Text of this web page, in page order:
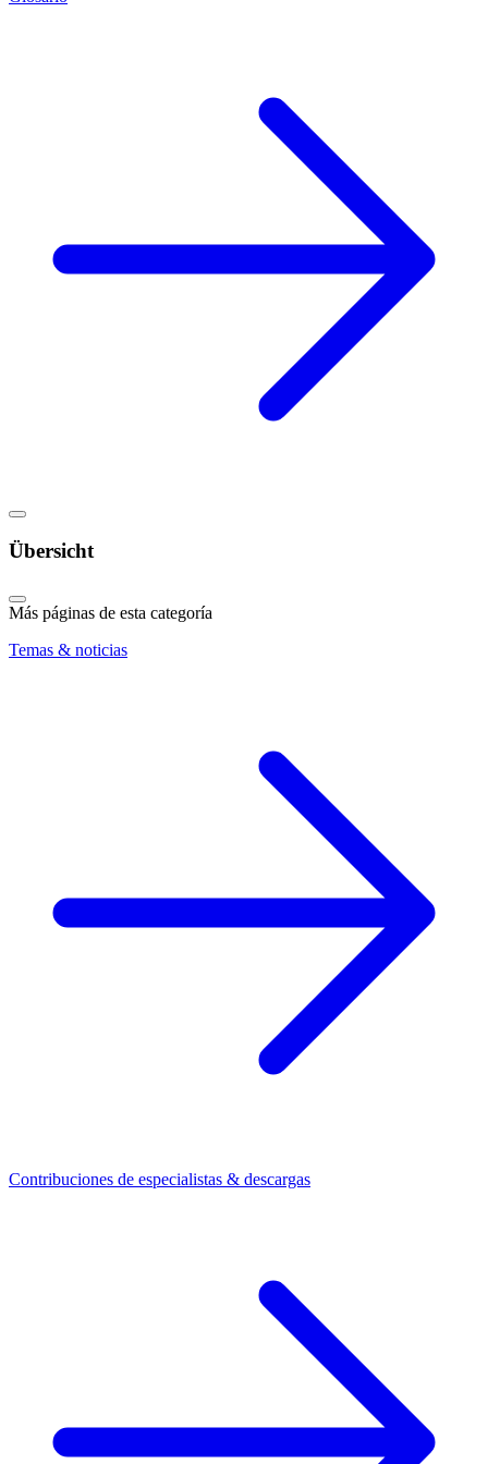
Übersicht
Más páginas de esta categoría
Temas & noticias
Contribuciones de especialistas & descargas